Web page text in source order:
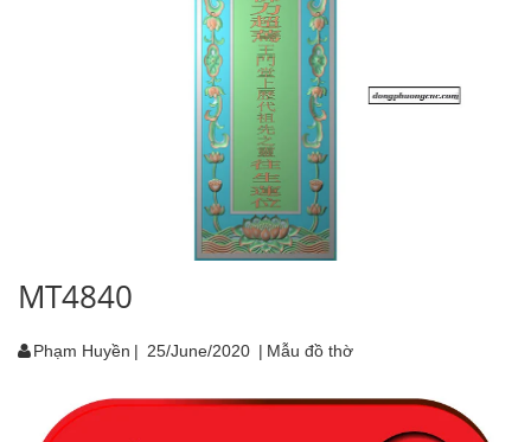
MT4840
Phạm Huyền | 25/June/2020 | Mẫu đồ thờ